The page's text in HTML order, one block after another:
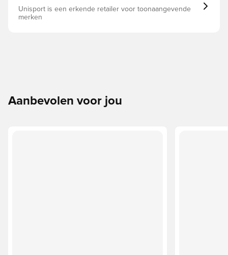
Unisport is een erkende retailer voor toonaangevende
merken
Aanbevolen voor jou